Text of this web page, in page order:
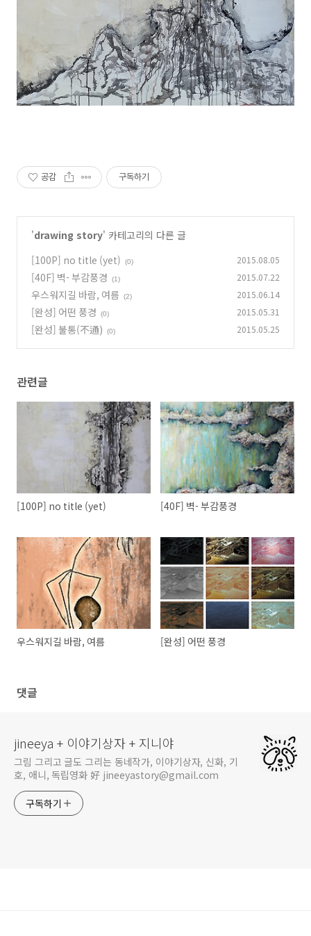
공감 구독하기
'drawing story' 카테고리의 다른 글
[100P] no title (yet)
(0) 2015.08.05
[40F] 벽- 부감풍경 (1) 2015.07.22
우스워지길 바람, 여름 (2) 2015.06.14
[완성] 어떤 풍경 (0) 2015.05.31
[완성] 불통(不通) (0) 2015.05.25
관련글
[100P] no title (yet) [40F] 벽- 부감풍경
우스워지길 바람, 여름 [완성] 어떤 풍경
댓글
jineeya + 이야기상자 + 지니야
그림 그리고 글도 그리는 동네작가, 이야기상자, 신화, 기
호, 애니, 독립영화 好 jineeyastory@gmail.com
구독하기